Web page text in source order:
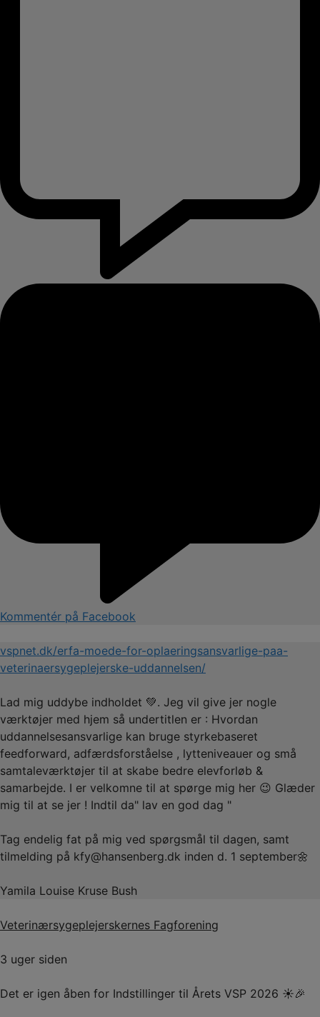
Kommentér på Facebook
vspnet.dk/erfa-moede-for-oplaeringsansvarlige-paa-
veterinaersygeplejerske-uddannelsen/
Lad mig uddybe indholdet 💚. Jeg vil give jer nogle
værktøjer med hjem så undertitlen er : Hvordan
uddannelsesansvarlige kan bruge styrkebaseret
feedforward, adfærdsforståelse , lytteniveauer og små
samtaleværktøjer til at skabe bedre elevforløb &
samarbejde. I er velkomne til at spørge mig her 😉 Glæder
mig til at se jer ! Indtil da" lav en god dag "
Tag endelig fat på mig ved spørgsmål til dagen, samt
tilmelding på kfy@hansenberg.dk inden d. 1 september🌼
Yamila Louise Kruse Bush
Veterinærsygeplejerskernes Fagforening
3 uger siden
Det er igen åben for Indstillinger til Årets VSP 2026 ☀️🎉